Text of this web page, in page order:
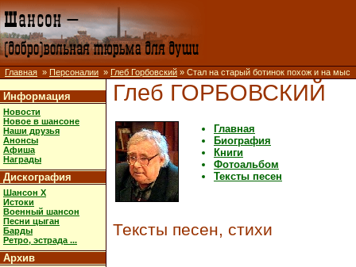
Главная » Персоналии » Глеб Горбовский » Стал на старый ботинок похож и на мыс
Информация
Новости
Новое в шансоне
Наши друзья
Анонсы
Афиша
Награды
Дискография
Шансон X
Истоки
Военный шансон
Песни цыган
Барды
Ретро, эстрада ...
Архив
Глеб ГОРБОВСКИЙ
Главная
Биография
Книги
Фотоальбом
Тексты песен
Тексты песен, стихи